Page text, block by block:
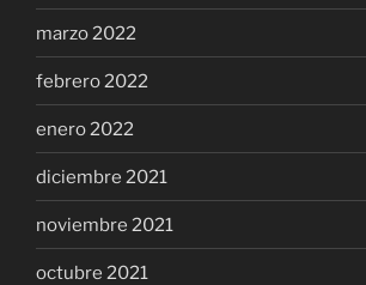
marzo 2022
febrero 2022
enero 2022
diciembre 2021
noviembre 2021
octubre 2021